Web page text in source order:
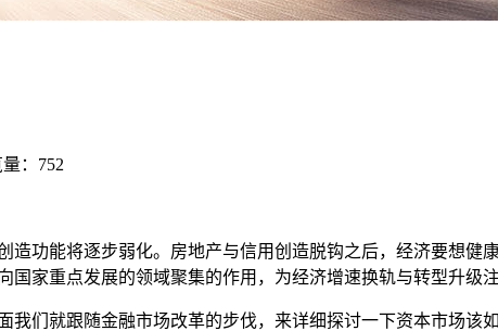
： 752
造功能将逐步弱化。房地产与信用创造脱钩之后，经济要想
家重点发展的领域聚集的作用，为经济增速换轨与转型升级注
们就跟随金融市场改革的步伐，来详细探讨一下资本市场该